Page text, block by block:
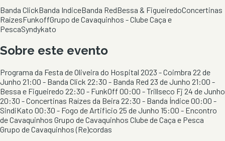
Banda ClickBanda IndiceBanda RedBessa & FigueiredoConcertinas
RaízesFunkoffGrupo de Cavaquinhos - Clube Caça e
PescaSyndykato
Sobre este evento
Programa da Festa de Oliveira do Hospital 2023 - Coimbra 22 de
Junho 21:00 - Banda Click 22:30 - Banda Red 23 de Junho 21:00 -
Bessa e Figueiredo 22:30 - FunkOff 00:00 - Trillseco Fj 24 de Junho
20:30 - Concertinas Raízes da Beira 22:30 - Banda Índice 00:00 -
SindiKato 00:30 - Fogo de Artificio 25 de Junho 15:00 - Encontro
de Cavaquinhos Grupo de Cavaquinhos Clube de Caça e Pesca
Grupo de Cavaquinhos (Re)cordas